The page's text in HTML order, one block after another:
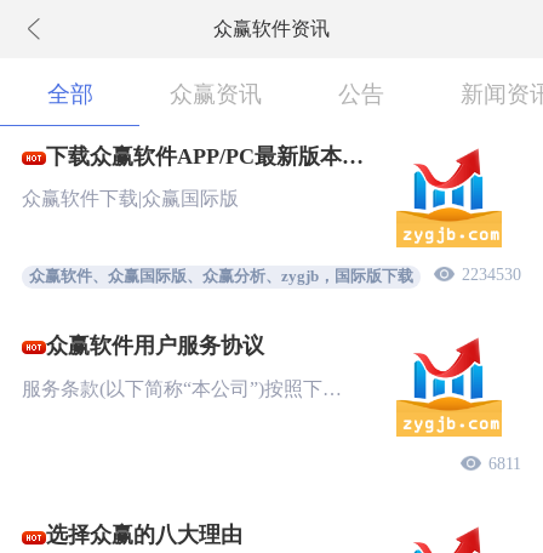
众赢软件资讯
全部 众赢资讯 公告 新闻资
下载众赢软件APP/PC最新版本
New!
众赢软件下载|众赢国际版
众赢软件、众赢国际版、众赢分析、zygjb，国际版下载 2234530
众赢软件用户服务协议
服务条款(以下简称“本公司”)按照下…
6811
选择众赢的八大理由